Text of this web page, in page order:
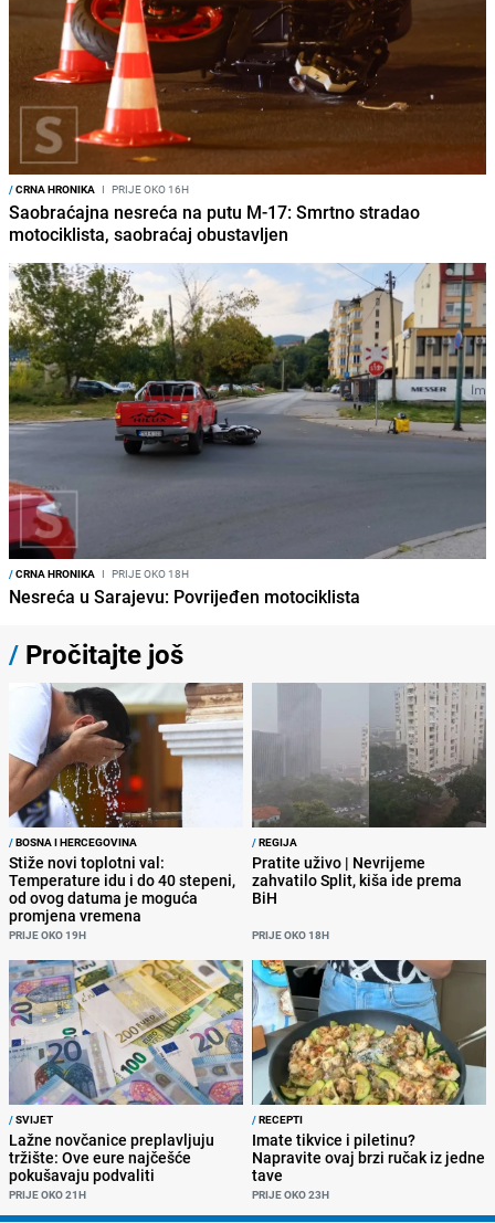
/CRNA HRONIKA I PRIJE OKO 16H
Saobraćajna nesreća na putu M-17: Smrtno stradao
motociklista, saobraćaj obustavljen
/CRNA HRONIKA I PRIJE OKO 18H
Nesreća u Sarajevu: Povrijeđen motociklista
/ Pročitajte još
/BOSNA I HERCEGOVINA
Stiže novi toplotni val:
Temperature idu i do 40 stepeni,
od ovog datuma je moguća
promjena vremena
PRIJE OKO 19H
/REGIJA
Pratite uživo | Nevrijeme
zahvatilo Split, kiša ide prema
BiH
PRIJE OKO 18H
/SVIJET
Lažne novčanice preplavljuju
tržište: Ove eure najčešće
pokušavaju podvaliti
PRIJE OKO 21H
/RECEPTI
Imate tikvice i piletinu?
Napravite ovaj brzi ručak iz jedne
tave
PRIJE OKO 23H